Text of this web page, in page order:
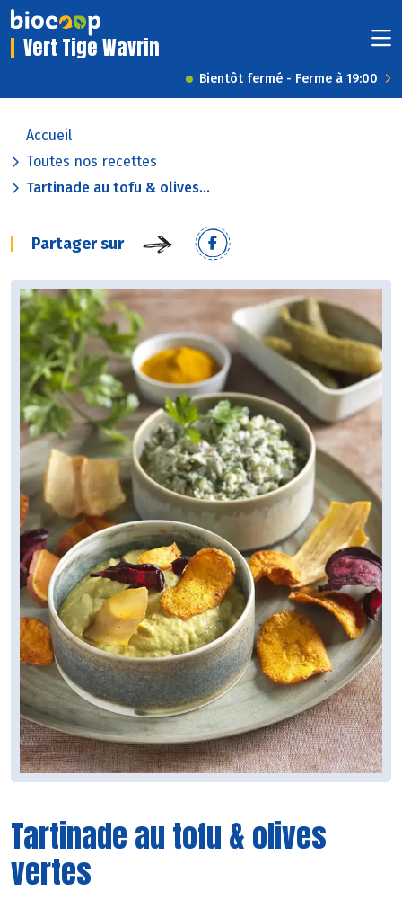
Vert Tige Wavrin
Bientôt fermé - Ferme à 19:00
Accueil
Toutes nos recettes
Tartinade au tofu & olives...
Partager sur
Tartinade au tofu & olives
vertes